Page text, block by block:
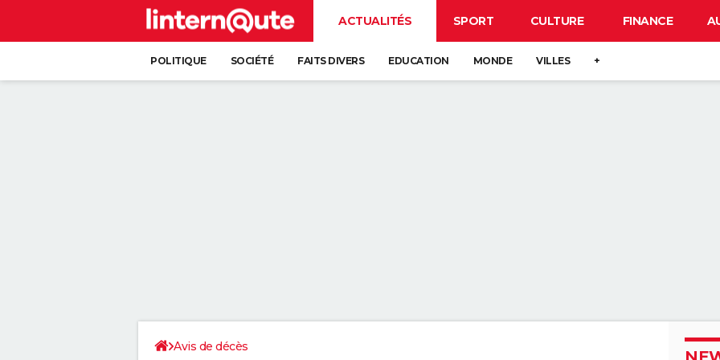
ACTUALITÉS SPORT CULTURE FINANCE
POLITIQUE SOCIÉTÉ FAITS DIVERS EDUCATION MONDE VILLES +
Avis de décès